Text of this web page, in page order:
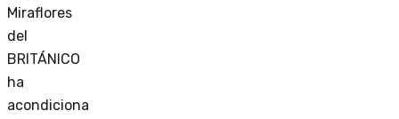
Miraflores
del
BRITÁNICO
ha
acondiciona